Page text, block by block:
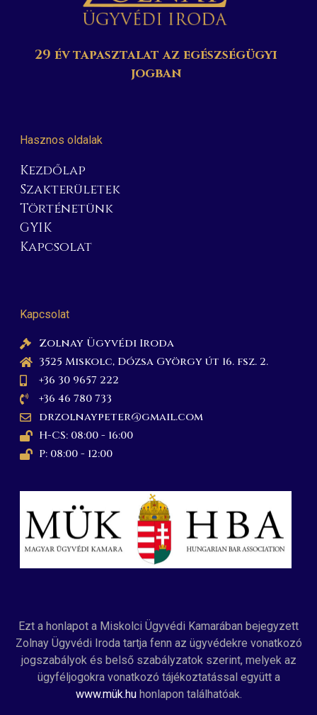
29 év tapasztalat az egészségügyi
jogban
Hasznos oldalak
Kezdőlap
Szakterületek
Történetünk
GYIK
Kapcsolat
Kapcsolat
Zolnay Ügyvédi Iroda
3525 Miskolc, Dózsa György út 16. fsz. 2.
+36 30 9657 222
+36 46 780 733
drzolnaypeter@gmail.com
H-CS: 08:00 - 16:00
P: 08:00 - 12:00
Ezt a honlapot a Miskolci Ügyvédi Kamarában bejegyzett
Zolnay Ügyvédi Iroda tartja fenn az ügyvédekre vonatkozó
jogszabályok és belső szabályzatok szerint, melyek az
ügyféljogokra vonatkozó tájékoztatással együtt a
www.mük.huhonlapon találhatóak.